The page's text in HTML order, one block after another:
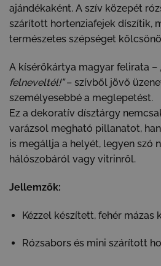
ajándékaként. A szív közepét
szárított hortenziafejek díszítik,
természetes szépséget
A kísérőkártya magyar felirata –
felneveltél!”– szívből jövő
személyesebbé a meglepetést.
Ez a dekoratív dísztárgy
varázsol megható pillanatot,
is megállja a helyét, legyen szó
hálószobáról vagy vitrinről.
Jellemzők:
Kézzel készített, fehér mázas
Rózsabors és mini szárított